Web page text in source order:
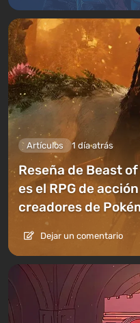
Artículos 1 día atrás
Reseña de Beast
es el RPG de
creadores de
Dejar un comentario